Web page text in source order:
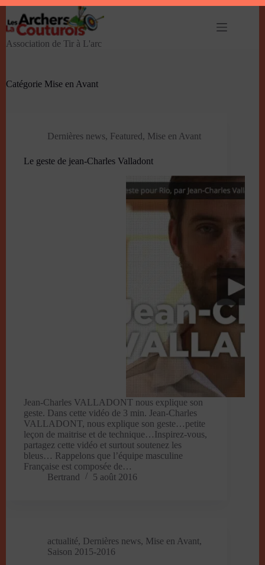
au
contenu
Association de Tir à L'arc
Catégorie Mise en Avant
Dernières news, Featured, Mise en Avant
Le geste de jean-Charles Valladont
Jean-Charles VALLADONT nous explique son
geste. Dans cette vidéo de 3 min. Jean-Charles
VALLADONT, nous explique son geste…petite
leçon de maitrise et de technique…Inspirez-vous,
partagez cette vidéo et surtout soutenez les
bleus… Rappelons que l’équipe masculine
Française est composée de…
Bertrand
5 août 2016
actualité, Dernières news, Mise en Avant,
Saison 2015-2016